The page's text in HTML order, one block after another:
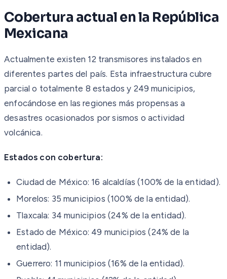
Cobertura actual en la República
Mexicana
Actualmente existen 12 transmisores instalados en
diferentes partes del país. Esta infraestructura cubre
parcial o totalmente 8 estados y 249 municipios,
enfocándose en las regiones más propensas a
desastres ocasionados por sismos o actividad
volcánica.
Estados con cobertura:
Ciudad de México: 16 alcaldías (100% de la entidad).
Morelos: 35 municipios (100% de la entidad).
Tlaxcala: 34 municipios (24% de la entidad).
Estado de México: 49 municipios (24% de la
entidad).
Guerrero: 11 municipios (16% de la entidad).